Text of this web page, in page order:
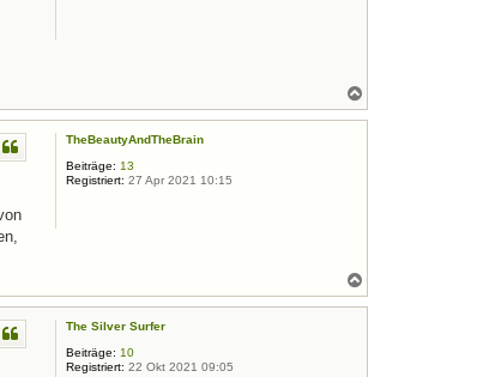
a
c
TheBeautyAndTheBrain
Beiträge: 13
Registriert: 27 Apr 2021 10:15
a
c
The Silver Surfer
Beiträge: 10
Registriert: 22 Okt 2021 09:05